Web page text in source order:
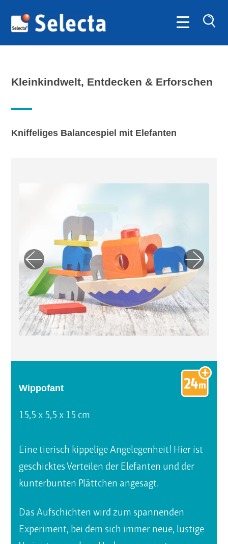
Kleinkindwelt, Entdecken & Erforschen
Kniffeliges Balancespiel mit Elefanten
Previo
us
Next
Wippofant
15,5 x 5,5 x 15 cm
Eine tierisch kippelige Angelegenheit! Hier ist
geschicktes Verteilen der Elefanten und der
kunterbunten Plättchen angesagt.
Das Aufschichten wird zum spannenden
Experiment, bei dem sich immer neue, lustige